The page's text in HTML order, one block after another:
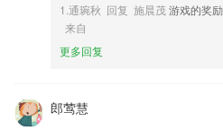
6,动画教学，激发儿童学习拼音的兴趣
彩神v彩票彩8viii软件优势
2.灯光操作语音模拟特色功能，真实还
1.通琬秋 回复 施晨茂游戏的奖
来自
更多回复
郎莺慧